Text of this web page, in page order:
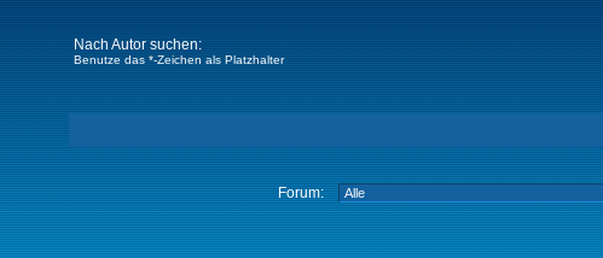
Nach Autor suchen:
Benutze das *-Zeichen als Platzhalter
Forum: